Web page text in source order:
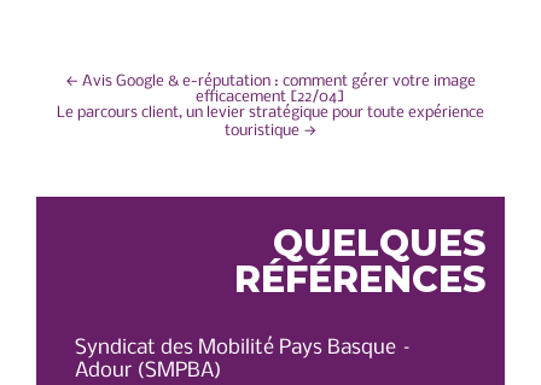
NAVIGATION
← Avis Google & e-réputation : comment gérer votre image
efficacement [22/04]
Le parcours client, un levier stratégique pour toute expérience
touristique →
QUELQUES
RÉFÉRENCES
Syndicat des Mobilité Pays Basque –
Adour (SMPBA)